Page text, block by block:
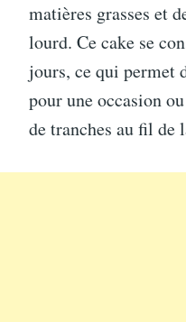
matières grasses et
lourd. Ce cake se
jours, ce qui permet
pour une occasion
de tranches au fil de